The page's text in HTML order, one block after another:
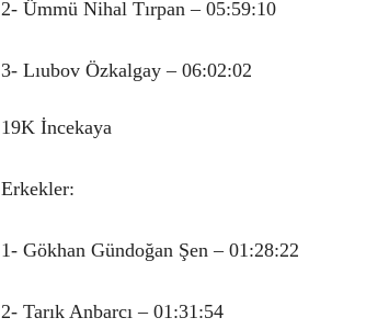
2- Ümmü Nihal Tırpan – 05:59:10
3- Lıubov Özkalgay – 06:02:02
19K İncekaya
Erkekler:
1- Gökhan Gündoğan Şen – 01:28:22
2- Tarık Anbarcı – 01:31:54